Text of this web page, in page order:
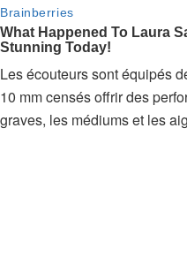
Les écouteurs sont équipés
10 mm censés offrir des
graves, les médiums et les